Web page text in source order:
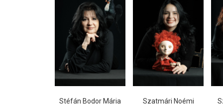
Stéfán Bodor Mária Szatmári Noémi